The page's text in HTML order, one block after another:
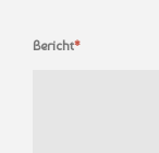
Bericht*